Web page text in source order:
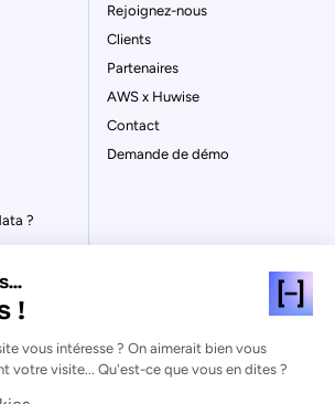
?
Rejoignez-nous
Clients
Partenaires
AWS x Huwise
Contact
Demande de démo
!
vous intéresse ? On aimerait bien vous
votre visite... Qu'est-ce que vous en dites ?